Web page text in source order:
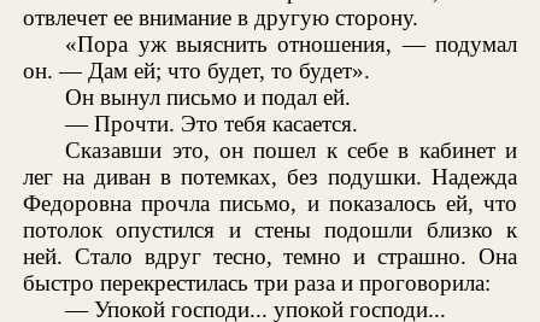
отвлечет ее внимание в другую сторону.
«Пора уж выяснить отношения, — подумал
он. — Дам ей; что будет, то будет».
Он вынул письмо и подал ей.
— Прочти. Это тебя касается.
Сказавши это, он пошел к себе в кабинет и
лег на диван в потемках, без подушки. Надежда
Федоровна прочла письмо, и показалось ей, что
потолок опустился и стены подошли близко к
ней. Стало вдруг тесно, темно и страшно. Она
быстро перекрестилась три раза и проговорила:
— Упокой господи... упокой господи...